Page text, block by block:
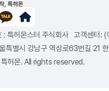
: 특허몬스터 주식회사 고객센
특별시 강남구 역삼로63번길
허몬. All rights reserved.